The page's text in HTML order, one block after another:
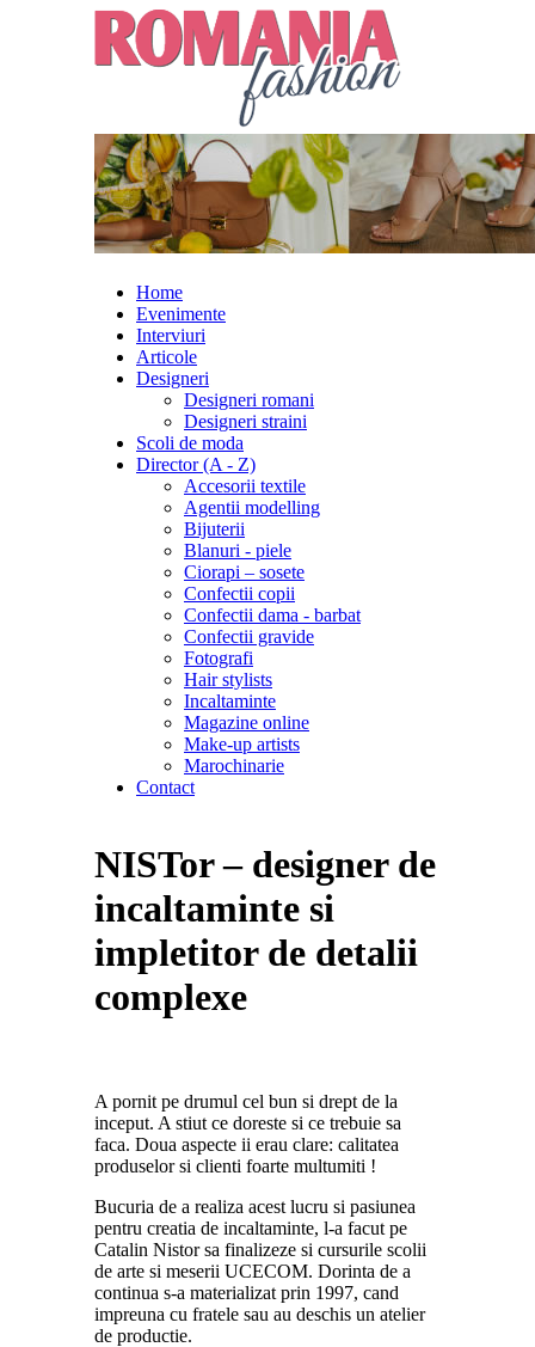
Home
Evenimente
Interviuri
Articole
Designeri
Designeri romani
Designeri straini
Scoli de moda
Director (A - Z)
Accesorii textile
Agentii modelling
Bijuterii
Blanuri - piele
Ciorapi – sosete
Confectii copii
Confectii dama - barbat
Confectii gravide
Fotografi
Hair stylists
Incaltaminte
Magazine online
Make-up artists
Marochinarie
Contact
NISTor – designer de
incaltaminte si
impletitor de detalii
complexe
A pornit pe drumul cel bun si drept de la
inceput. A stiut ce doreste si ce trebuie sa
faca. Doua aspecte ii erau clare: calitatea
produselor si clienti foarte multumiti !
Bucuria de a realiza acest lucru si pasiunea
pentru creatia de incaltaminte, l-a facut pe
Catalin Nistor sa finalizeze si cursurile scolii
de arte si meserii UCECOM. Dorinta de a
continua s-a materializat prin 1997, cand
impreuna cu fratele sau au deschis un atelier
de productie.